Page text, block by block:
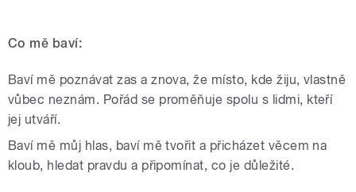
Co mě baví:
Baví mě poznávat zas a znova, že místo, kde žiju, vlastně
vůbec neznám. Pořád se proměňuje spolu s lidmi, kteří
jej utváří.
Baví mě můj hlas, baví mě tvořit a přicházet věcem na
kloub, hledat pravdu a připomínat, co je důležité.